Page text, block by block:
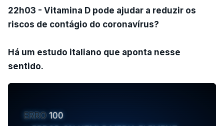
22h03 - Vitamina D pode ajudar a reduzir os
riscos de contágio do coronavírus?
Há um estudo italiano que aponta nesse
sentido.
ERRO 100